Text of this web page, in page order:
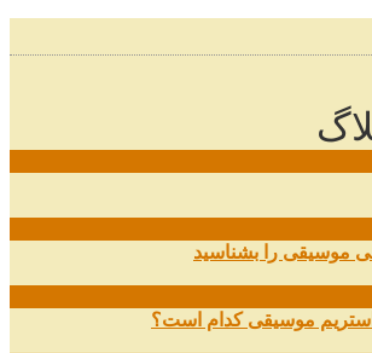
موسیقی را بشناسید
موسیقی کدام است؟